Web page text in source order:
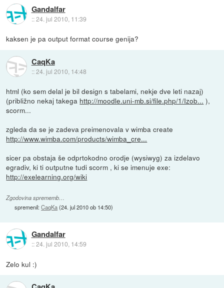
Gandalfar
::24. jul 2010, 11:39
kaksen je pa output format course genija?
CaqKa
::24. jul 2010, 14:48
html (ko sem delal je bil design s tabelami, nekje dve leti nazaj)
(približno nekaj takega http://moodle.uni-mb.si/file.php/1/Izob... ),
scorm...
zgleda da se je zadeva preimenovala v wimba create
http://www.wimba.com/products/wimba_cre...
sicer pa obstaja še odprtokodno orodje (wysiwyg) za izdelavo
egradiv, ki ti outputne tudi scorm , ki se imenuje exe:
http://exelearning.org/wiki
Zgodovina sprememb…
spremenil:CaqKa(24. jul 2010 ob 14:50)
Gandalfar
::24. jul 2010, 14:59
Zelo kul :)